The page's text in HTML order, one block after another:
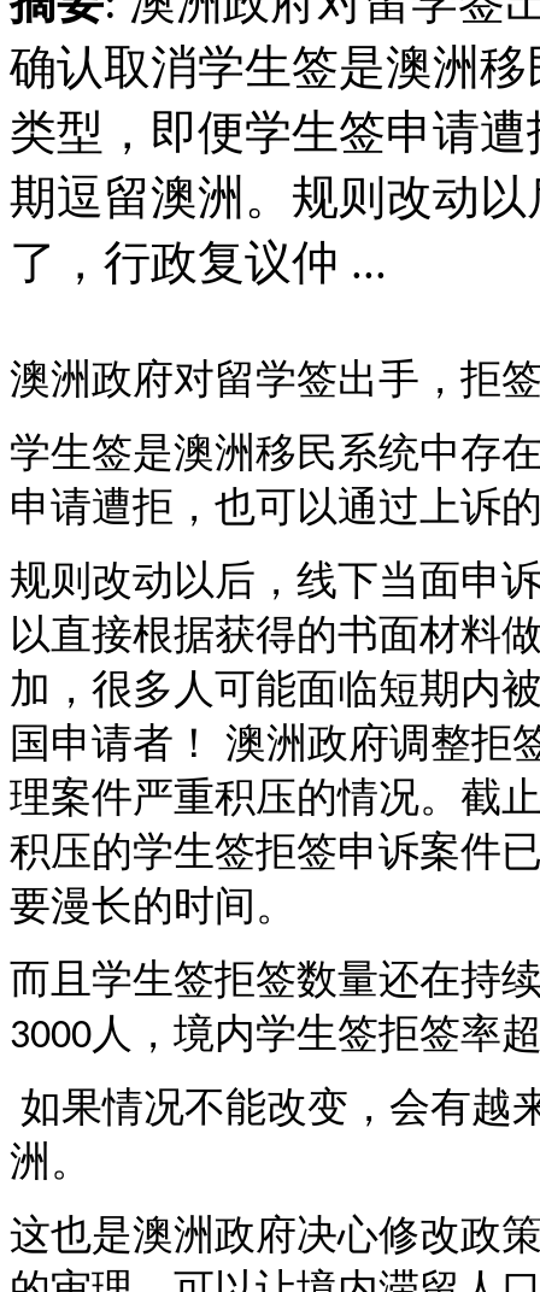
确认取消学生签是澳洲
类型，即便学生签申请
期逗留澳洲。规则改动
了，行政复议仲 ...
澳洲政府对留学签出手，拒
学生签是澳洲移民系统中存
申请遭拒，也可以通过上诉
规则改动以后，线下当面申
以直接根据获得的书面材料
加，很多人可能面临短期内
国申请者！
澳洲政府调整拒
理案件严重积压的情况。截
积压的学生签拒签申诉案件
要漫长的时间。
而且学生签拒签数量还在持
3000人，境内学生签拒签率
如果情况不能改变，会有越
洲。
这也是澳洲政府决心修改政